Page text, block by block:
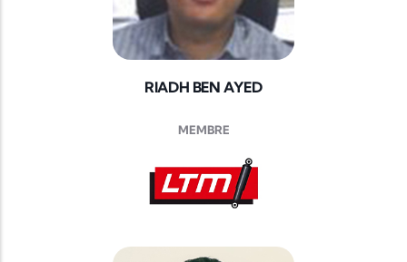
RIADH BEN AYED
MEMBRE